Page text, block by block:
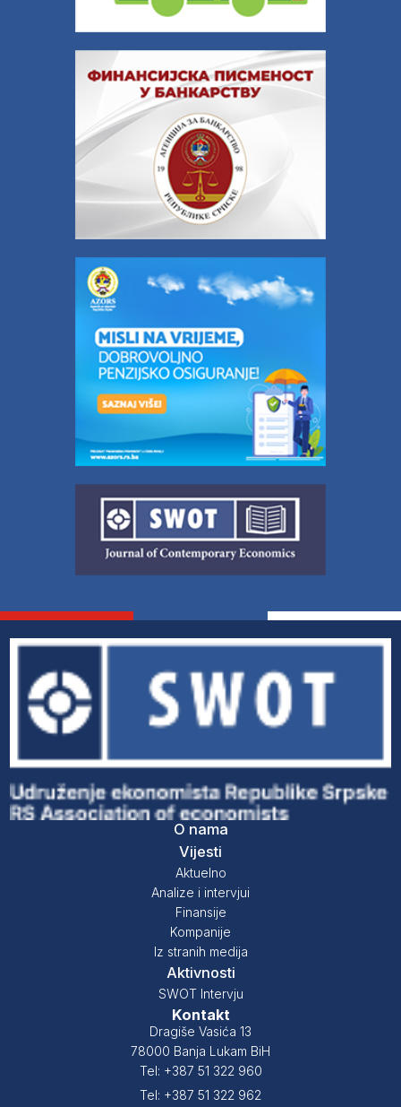
O nama
Vijesti
Aktuelno
Analize i intervjui
Finansije
Kompanije
Iz stranih medija
Aktivnosti
SWOT Intervju
Kontakt
Dragiše Vasića 13
78000 Banja Lukam BiH
Tel: +387 51 322 960
Tel: +387 51 322 962